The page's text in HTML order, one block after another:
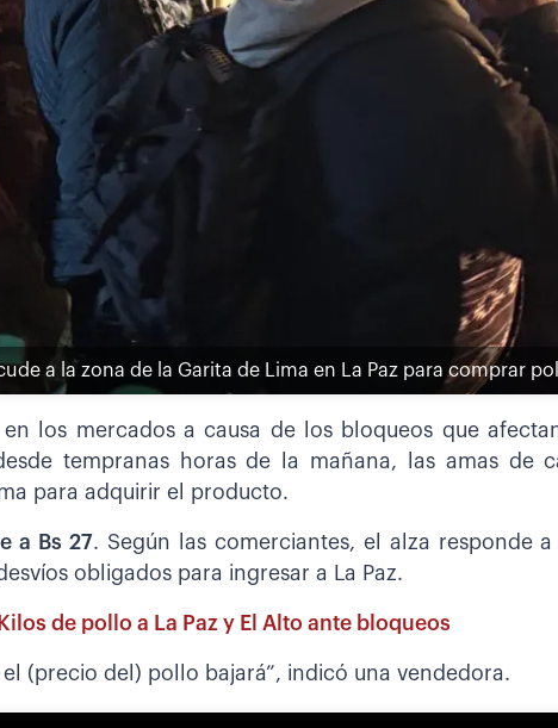
a la zona de la Garita de Lima en La Paz para comprar
los mercados a causa de los bloqueos que
tempranas horas de la mañana, las amas de
para adquirir el producto.
a Bs 27. Según las comerciantes, el alza responde a
obligados para ingresar a La Paz.
de pollo a La Paz y El Alto ante bloqueos
(precio del) pollo bajará”, indicó una vendedora.